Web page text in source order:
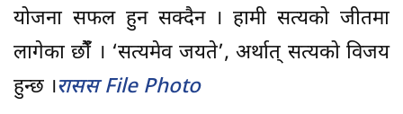
योजना सफल हुन सक्दैन । हामी सत्यको जीतमा
लागेका छौंँ । ‘सत्यमेव जयते’, अर्थात् सत्यको विजय
हुन्छ ।रासस File Photo